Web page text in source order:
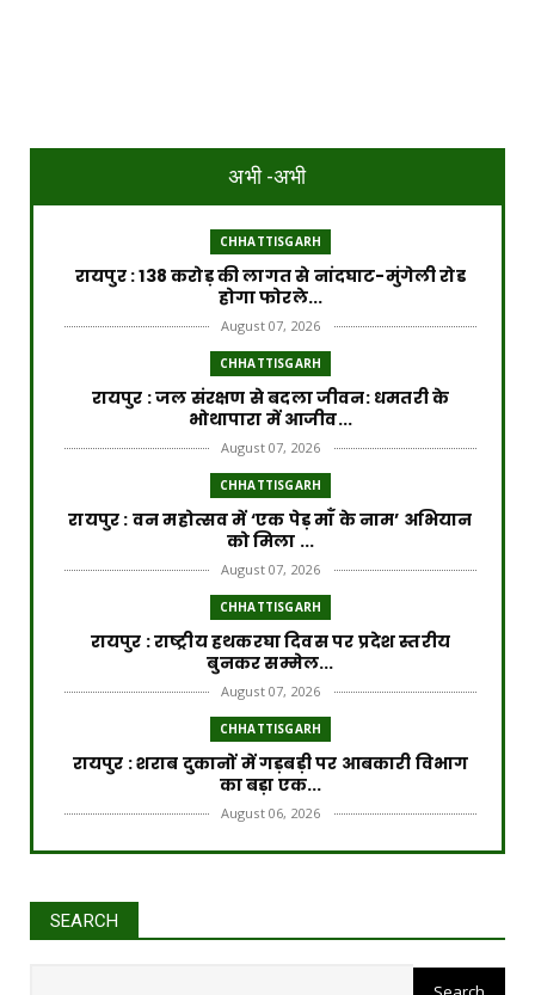
अभी -अभी
CHHATTISGARH
रायपुर : 138 करोड़ की लागत से नांदघाट-मुंगेली रोड
होगा फोरले...
August 07, 2026
CHHATTISGARH
रायपुर : जल संरक्षण से बदला जीवन: धमतरी के
भोथापारा में आजीव...
August 07, 2026
CHHATTISGARH
रायपुर : वन महोत्सव में ‘एक पेड़ माँ के नाम’ अभियान
को मिला ...
August 07, 2026
CHHATTISGARH
रायपुर : राष्ट्रीय हथकरघा दिवस पर प्रदेश स्तरीय
बुनकर सम्मेल...
August 07, 2026
CHHATTISGARH
रायपुर : शराब दुकानों में गड़बड़ी पर आबकारी विभाग
का बड़ा एक...
August 06, 2026
CHHATTISGARH
August 06, 2026
SEARCH